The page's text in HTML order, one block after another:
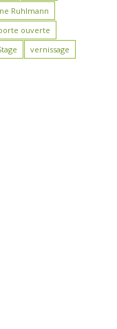
Ruhlmann
ouverte
vernissage